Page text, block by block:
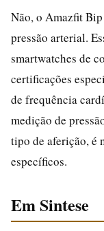
Não, o Amazfit
pressão arterial.
smartwatches de
certificações
de frequência
medição de
tipo de aferição, é
específicos.
Em Sintese